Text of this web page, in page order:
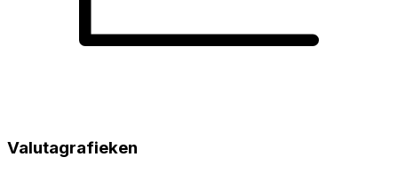
Valutagrafieken